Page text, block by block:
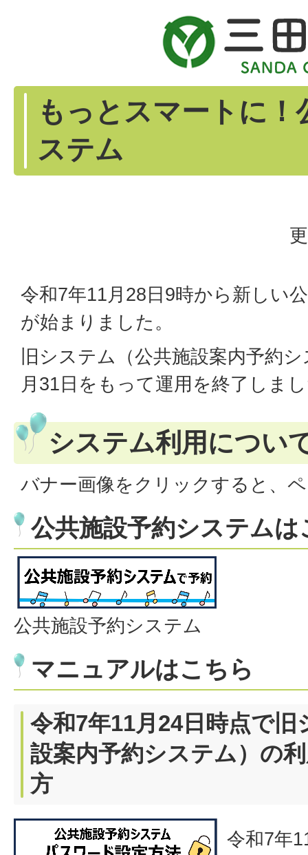
もっとスマートに！
ステム
令和7年11月28日9時から新しい
が始まりました。
旧システム（公共施設案内予約
月31日をもって運用を終了しま
システム利用につい
バナー画像をクリックすると、
公共施設予約システムは
公共施設予約システム
マニュアルはこちら
令和7年11月24日時点で旧
設案内予約システム）の
方
令和7年